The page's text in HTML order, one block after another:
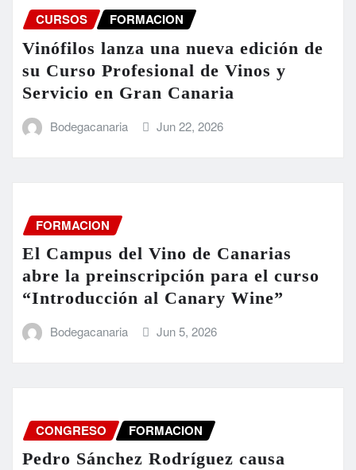
CURSOS FORMACION
Vinófilos lanza una nueva edición de
su Curso Profesional de Vinos y
Servicio en Gran Canaria
Bodegacanaria Jun 22, 2026
FORMACION
El Campus del Vino de Canarias
abre la preinscripción para el curso
“Introducción al Canary Wine”
Bodegacanaria Jun 5, 2026
CONGRESO FORMACION
Pedro Sánchez Rodríguez causa